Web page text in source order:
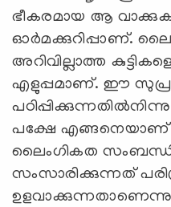
ഭീകരമായ ആ
ഓർമക്കുറിപ്പാണ്‌.
അറിവില്ലാത്ത
എളുപ്പമാണ്‌. ഈ
പക്ഷേ എങ്ങനെയാണ്‌
ലൈംഗികത
സംസാരിക്കുന്നത്‌
ഉളവാക്കുന്നതാണെന്നു